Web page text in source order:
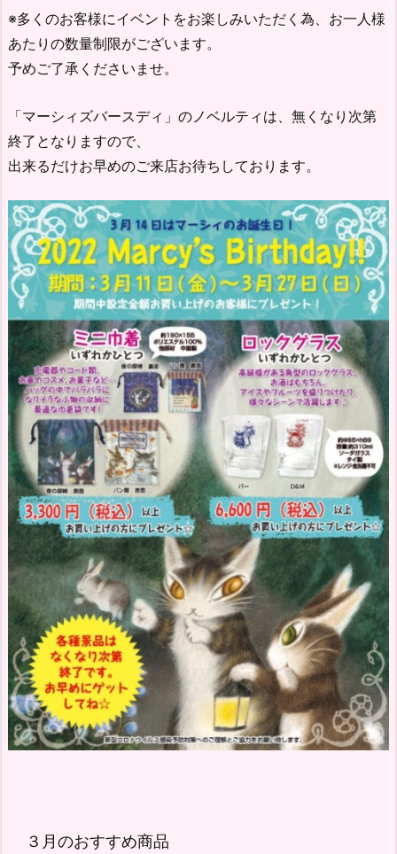
※多くのお客様にイベントをお楽しみいただく為、お一人様
あたりの数量制限がございます。
予めご了承くださいませ。
「マーシィズバースディ」のノベルティは、無くなり次第
終了となりますので、
出来るだけお早めのご来店お待ちしております。
３月のおすすめ商品